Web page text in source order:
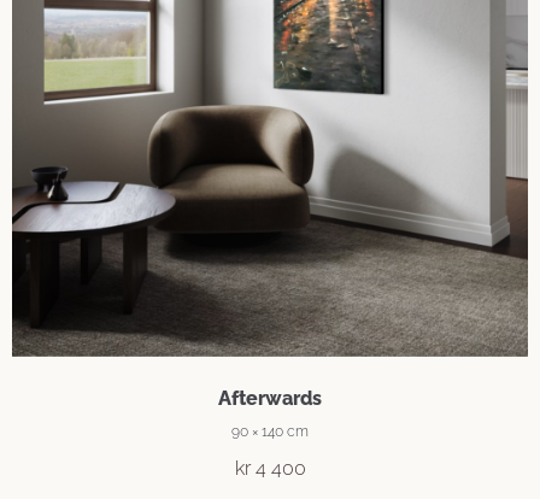
Afterwards
90 × 140 cm
kr4 400